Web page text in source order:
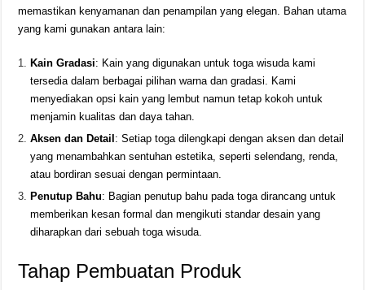
memastikan kenyamanan dan penampilan yang elegan. Bahan utama
yang kami gunakan antara lain:
Kain Gradasi: Kain yang digunakan untuk toga wisuda kami
tersedia dalam berbagai pilihan warna dan gradasi. Kami
menyediakan opsi kain yang lembut namun tetap kokoh untuk
menjamin kualitas dan daya tahan.
Aksen dan Detail : Setiap toga dilengkapi dengan aksen dan detail
yang menambahkan sentuhan estetika, seperti selendang, renda,
atau bordiran sesuai dengan permintaan.
Penutup Bahu: Bagian penutup bahu pada toga dirancang untuk
memberikan kesan formal dan mengikuti standar desain yang
diharapkan dari sebuah toga wisuda.
Tahap Pembuatan Produk